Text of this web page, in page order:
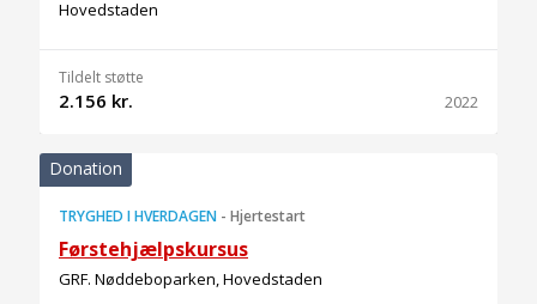
Hovedstaden
Tildelt støtte
2.156 kr. 2022
Donation
TRYGHED I HVERDAGEN - Hjertestart
Førstehjælpskursus
GRF. Nøddeboparken, Hovedstaden